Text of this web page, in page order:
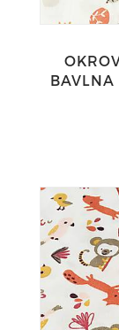
BAVLNA